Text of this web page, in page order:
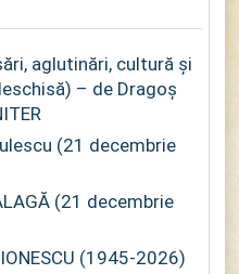
aglutinări, cultură și
– de Dragoș
(21 decembrie
(21 decembrie
(1945-2026)